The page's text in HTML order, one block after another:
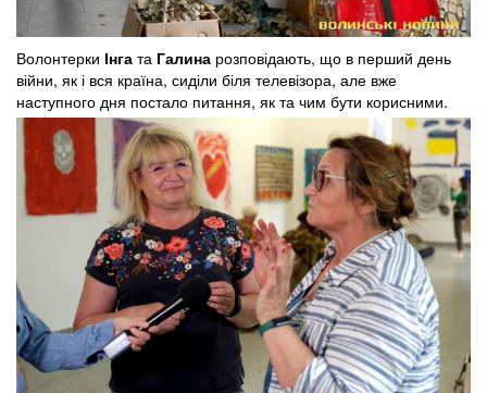
Волонтерки Інга та Галина розповідають, що в перший день
війни, як і вся країна, сиділи біля телевізора, але вже
наступного дня постало питання, як та чим бути корисними.